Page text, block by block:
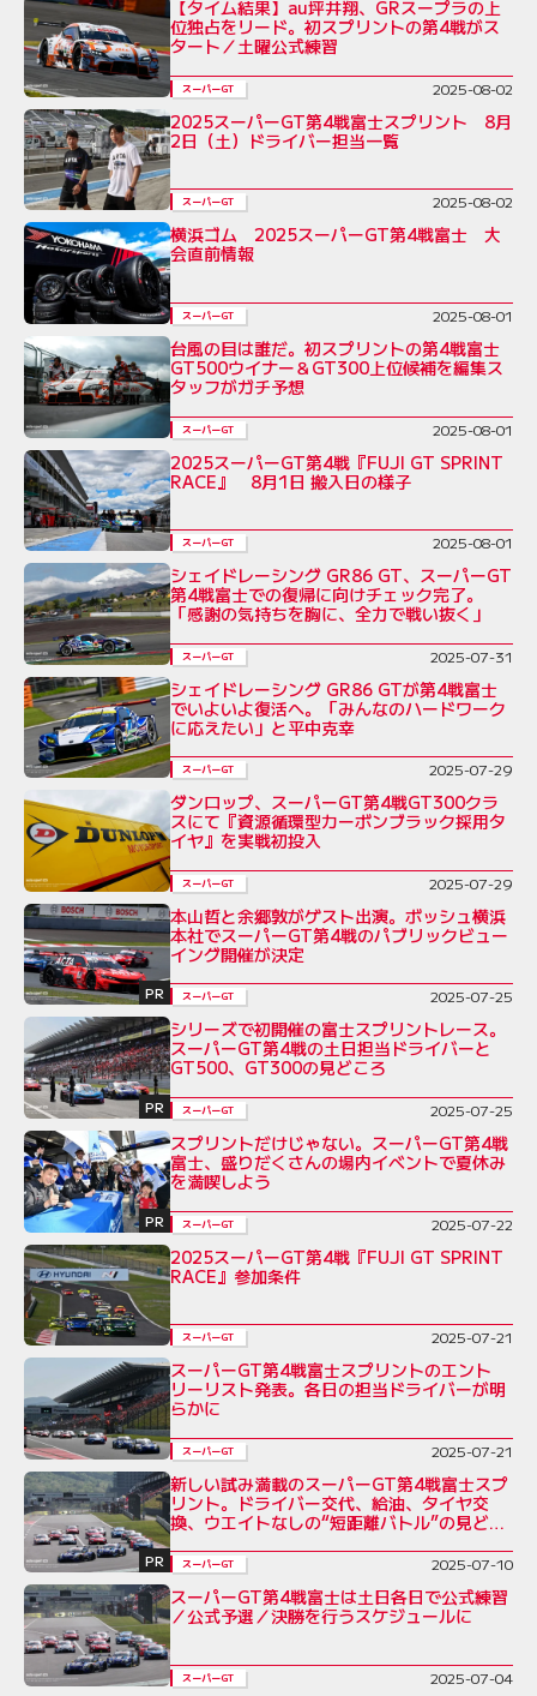
【タイム結果】au坪井翔、GRスープラの上
位独占をリード。初スプリントの第4戦がス
タート／土曜公式練習
スーパーGT 2025-08-02
2025スーパーGT第4戦富士スプリント 8月
2日（土）ドライバー担当一覧
スーパーGT 2025-08-02
横浜ゴム 2025スーパーGT第4戦富士 大
会直前情報
スーパーGT 2025-08-01
台風の目は誰だ。初スプリントの第4戦富士
GT500ウイナー＆GT300上位候補を編集ス
タッフがガチ予想
スーパーGT 2025-08-01
2025スーパーGT第4戦『FUJI GT SPRINT
RACE』 8月1日 搬入日の様子
スーパーGT 2025-08-01
シェイドレーシング GR86 GT、スーパーGT
第4戦富士での復帰に向けチェック完了。
「感謝の気持ちを胸に、全力で戦い抜く」
スーパーGT 2025-07-31
シェイドレーシング GR86 GTが第4戦富士
でいよいよ復活へ。「みんなのハードワーク
に応えたい」と平中克幸
スーパーGT 2025-07-29
ダンロップ、スーパーGT第4戦GT300クラ
スにて『資源循環型カーボンブラック採用タ
イヤ』を実戦初投入
スーパーGT 2025-07-29
PR
本山哲と余郷敦がゲスト出演。ボッシュ横浜
本社でスーパーGT第4戦のパブリックビュー
イング開催が決定
スーパーGT 2025-07-25
PR
シリーズで初開催の富士スプリントレース。
スーパーGT第4戦の土日担当ドライバーと
GT500、GT300の見どころ
スーパーGT 2025-07-25
PR
スプリントだけじゃない。スーパーGT第4戦
富士、盛りだくさんの場内イベントで夏休み
を満喫しよう
スーパーGT 2025-07-22
2025スーパーGT第4戦『FUJI GT SPRINT
RACE』参加条件
スーパーGT 2025-07-21
スーパーGT第4戦富士スプリントのエント
リーリスト発表。各日の担当ドライバーが明
らかに
スーパーGT 2025-07-21
PR
新しい試み満載のスーパーGT第4戦富士スプ
リント。ドライバー交代、給油、タイヤ交
換、ウエイトなしの“短距離バトル”の見どこ
スーパーGT 2025-07-10
スーパーGT第4戦富士は土日各日で公式練習
／公式予選／決勝を行うスケジュールに
スーパーGT 2025-07-04